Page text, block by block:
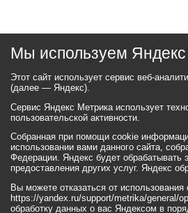
Мы используем
Этот сайт использует сервис веб-
(далее — Яндекс).
Сервис Яндекс Метрика использует
пользовательской активности.
Собранная при помощи cookie
использовании вами данного сайта,
Федерации. Яндекс будет обрабатывать
предоставления других услуг. Яндекс
Вы можете отказаться от
https://yandex.ru/support/metrika/general/
обработку данных о вас Яндексом в